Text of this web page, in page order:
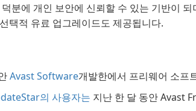
분에 개인 보안에 신뢰할 수 있는 기반이
택적 유료 업그레이드도 제공됩니다.
Avast Software개발한에서 프리웨어 소프
의 사용자는 지난 한 달 동안 Avast